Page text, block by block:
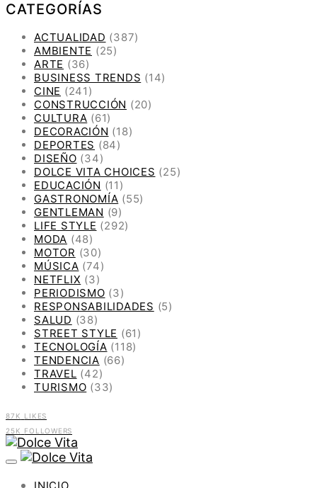
CATEGORÍAS
ACTUALIDAD (387)
AMBIENTE (25)
ARTE (36)
BUSINESS TRENDS (14)
CINE (241)
CONSTRUCCIÓN (20)
CULTURA (61)
DECORACIÓN (18)
DEPORTES (84)
DISEÑO (34)
DOLCE VITA CHOICES (25)
EDUCACIÓN (11)
GASTRONOMÍA (55)
GENTLEMAN (9)
LIFE STYLE (292)
MODA (48)
MOTOR (30)
MÚSICA (74)
NETFLIX (3)
PERIODISMO (3)
RESPONSABILIDADES (5)
SALUD (38)
STREET STYLE (61)
TECNOLOGÍA (118)
TENDENCIA (66)
TRAVEL (42)
TURISMO (33)
87K LIKES
25K FOLLOWERS